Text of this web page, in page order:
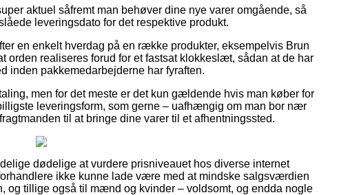
aktuel såfremt man behøver dine nye varer omgående, så
leveringsdato for det respektive produkt.
en enkelt hverdag på en række produkter, eksempelvis Brun
realiseres forud for et fastsat klokkeslæt, sådan at de har
inden pakkemedarbejderne har fyraften.
men for det meste er det kun gældende hvis man køber for
leveringsform, som gerne – uafhængig om man bor nær
til at bringe dine varer til et afhentningssted.
dødelige at vurdere prisniveauet hos diverse internet
ikke kunne lade være med at mindske salgsværdien
og tillige også til mænd og kvinder – voldsomt, og endda nogle